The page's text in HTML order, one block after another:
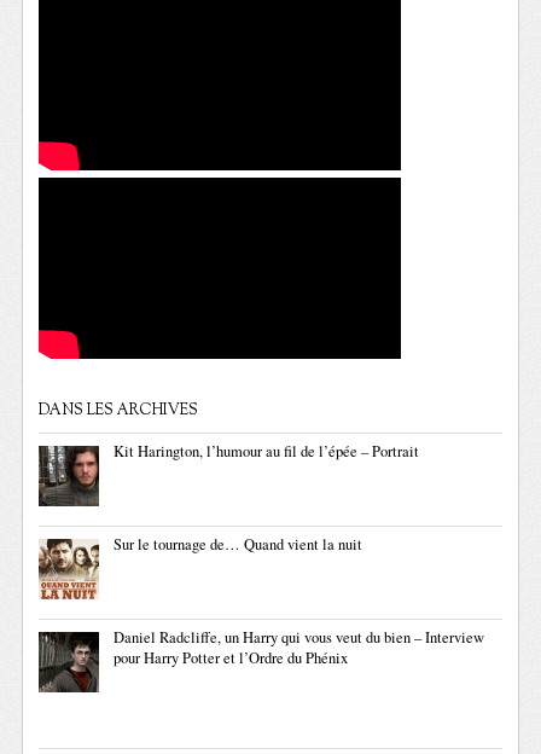
DANS LES ARCHIVES
Kit Harington, l’humour au fil de l’épée – Portrait
Sur le tournage de… Quand vient la nuit
Daniel Radcliffe, un Harry qui vous veut du bien – Interview
pour Harry Potter et l’Ordre du Phénix